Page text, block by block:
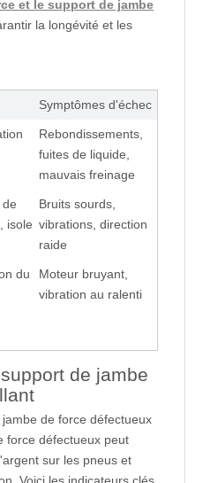
et le support de jambe
la longévité et les
Symptômes d'échec
Rebondissements,
fuites de liquide,
mauvais freinage
isole
Bruits sourds,
vibrations, direction
raide
du
Moteur bruyant,
vibration au ralenti
de jambe
de force défectueux
force défectueux peut
sur les pneus et